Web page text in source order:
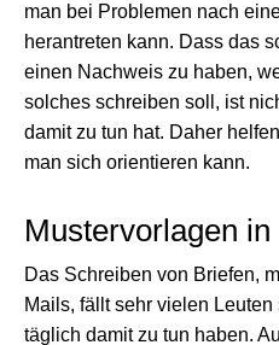
man bei Problemen nach
herantreten kann. Dass das
einen Nachweis zu haben,
solches schreiben soll, ist
damit zu tun hat. Daher
man sich orientieren kann.
Mustervorlagen
Das Schreiben von Briefen,
Mails, fällt sehr vielen
täglich damit zu tun haben.